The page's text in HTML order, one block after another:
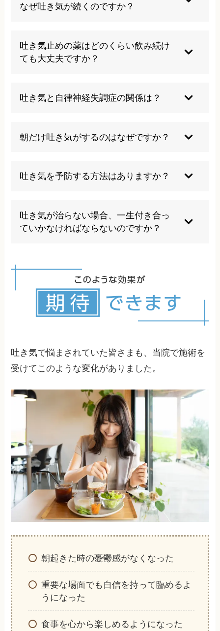
ています。
なぜ吐き気が続くのですか？
査では異常が見つからないことがあります。当院
では機能面からのアプローチで改善を図ります。
吐き気止めの薬はどのくらい飲み続け
ても大丈夫ですか？
談しながら適切な期間での使用が重要です。当院
では薬に頼らない根本的な改善方法をご提案しま
吐き気と自律神経失調症の関係は？
吐き気の主要な原因の一つとなります。当院の施
術により自律神経のバランスを整えることで改善
朝だけ吐き気がするのはなぜですか？
の活性化時に症状が現れやすくなります。生活リ
ズムの改善と自律神経調整により改善が可能で
吐き気を予防する方法はありますか？
ランスの良い食事が予防に効果的です。当院では
個人に合わせた具体的な予防法をご提案します。
吐き気が治らない場合、一生付き合っ
ていかなければならないのですか？
す。諦めずに根本原因の解決を目指すことが大切
です。当院では多くの改善実績があります。
吐き気で悩まされていた皆さまも、当院で施術を
受けてこのような変化がありました。
朝起きた時の憂鬱感がなくなった
重要な場面でも自信を持って臨めるよ
うになった
食事を心から楽しめるようになった